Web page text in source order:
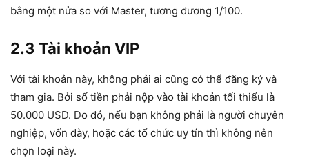
bằng một nửa so với Master, tương đương 1/100.
2.3 Tài khoản VIP
Với tài khoản này, không phải ai cũng có thể đăng ký và
tham gia. Bởi số tiền phải nộp vào tài khoản tối thiểu là
50.000 USD. Do đó, nếu bạn không phải là người chuyên
nghiệp, vốn dày, hoặc các tổ chức uy tín thì không nên
chọn loại này.